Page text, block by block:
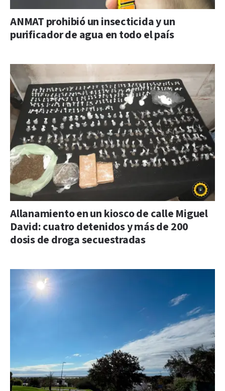
ANMAT prohibió un insecticida y un
purificador de agua en todo el país
Allanamiento en un kiosco de calle Miguel
David: cuatro detenidos y más de 200
dosis de droga secuestradas